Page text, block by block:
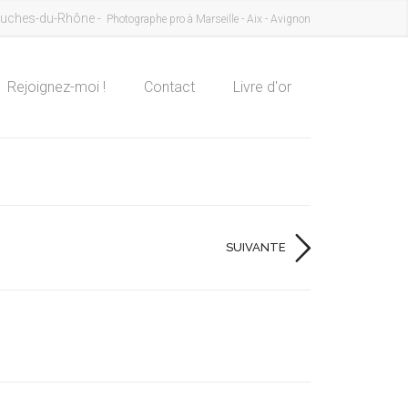
du-Rhône - Photographe pro à Marseille - Aix - Avignon
Rejoignez-moi ! Contact Livre d'or
SUIVANTE